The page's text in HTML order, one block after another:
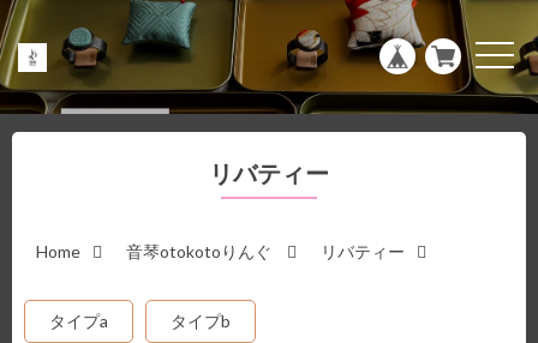
t
o
リバティー
Home 音琴otokotoりんぐ リバティー
タイプa タイプb
e
n
v
i
g